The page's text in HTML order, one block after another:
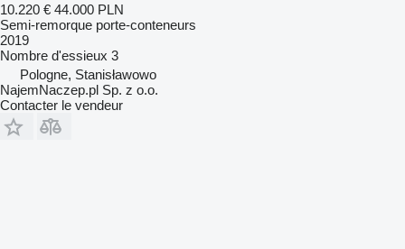
10.220 € 44.000 PLN
Semi-remorque porte-conteneurs
2019
Nombre d'essieux 3
Pologne, Stanisławowo
NajemNaczep.pl Sp. z o.o.
Contacter le vendeur